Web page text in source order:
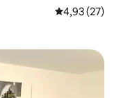
Prosječna
4,93 (27)